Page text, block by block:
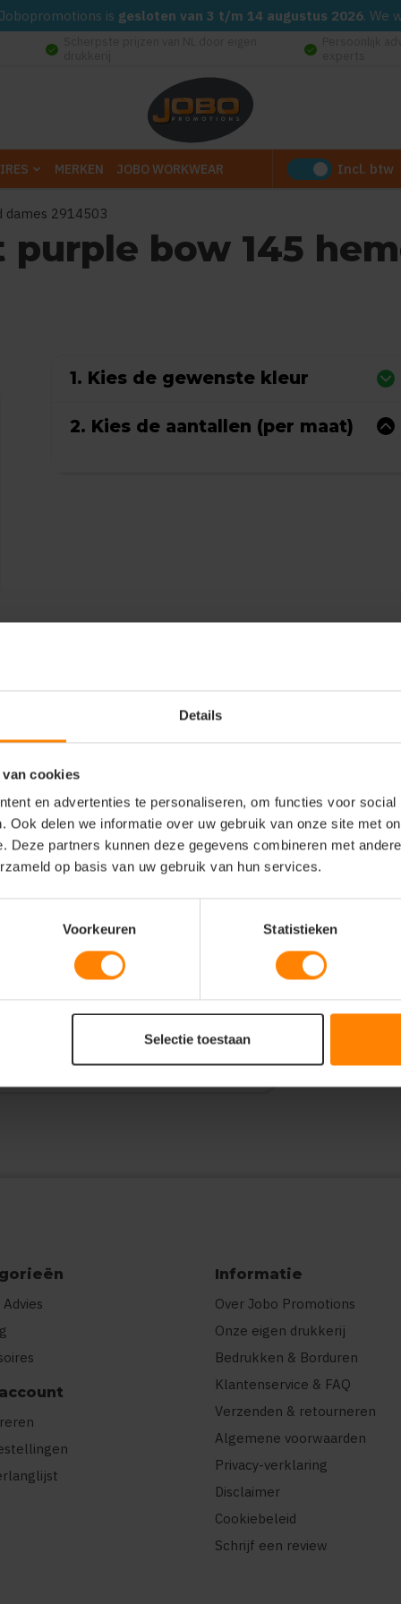
Details
cookies
en advertenties te personaliseren, om functies voor social
Ook delen we informatie over uw gebruik van onze site met
Deze partners kunnen deze gegevens combineren met
op basis van uw gebruik van hun services.
Voorkeuren Statistieken
Selectie toestaan
is gesloten van 3 t/m 14 augustus 2026. We
check_circle check_circle
MERKEN JOBO WORKWEAR Incl. btw
2914503
bow 145
1. Kies de gewenste kleur
2. Kies de aantallen (per maat)
145 hemd
pb145. a two-tone pinhead oxford
extreme cut-away collar sets the
play’s it off. what you cannot see
magic happens. pb145 performs with
other. purple bow at it’s best.
Informatie
Over Jobo Promotions
Onze eigen drukkerij
Bedrukken & Borduren
Klantenservice & FAQ
Verzenden & retourneren
Algemene voorwaarden
Privacy-verklaring
Disclaimer
Cookiebeleid
Schrijf een review